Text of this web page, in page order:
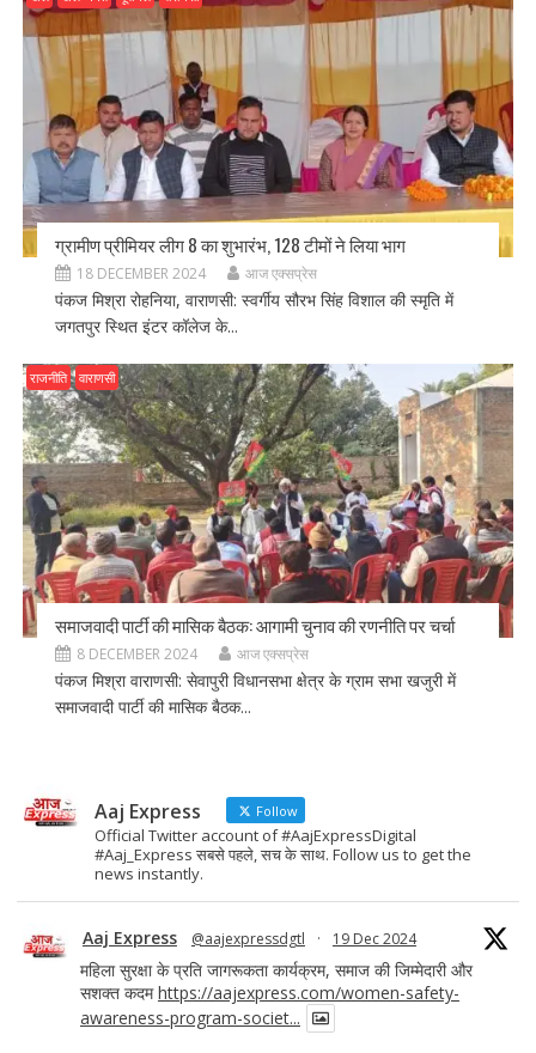
ग्रामीण प्रीमियर लीग 8 का शुभारंभ, 128 टीमों ने लिया भाग
18 DECEMBER 2024 आज एक्सप्रेस
पंकज मिश्रा रोहनिया, वाराणसी: स्वर्गीय सौरभ सिंह विशाल की स्मृति में
जगतपुर स्थित इंटर कॉलेज के...
राजनीति वाराणसी
समाजवादी पार्टी की मासिक बैठक: आगामी चुनाव की रणनीति पर चर्चा
8 DECEMBER 2024 आज एक्सप्रेस
पंकज मिश्रा वाराणसी: सेवापुरी विधानसभा क्षेत्र के ग्राम सभा खजुरी में
समाजवादी पार्टी की मासिक बैठक...
Aaj Express Follow
Official Twitter account of #AajExpressDigital
#Aaj_Express सबसे पहले, सच के साथ. Follow us to get the
news instantly.
Aaj Express @aajexpressdgtl · 19 Dec 2024
महिला सुरक्षा के प्रति जागरूकता कार्यक्रम, समाज की जिम्मेदारी और
सशक्त कदमhttps://aajexpress.com/women-safety-
awareness-program-societ...